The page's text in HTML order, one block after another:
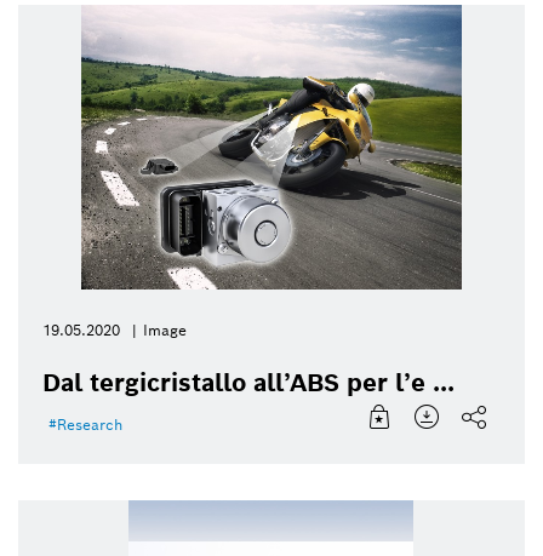
19.05.2020 Image
Dal tergicristallo all’ABS per l’e ...
Research